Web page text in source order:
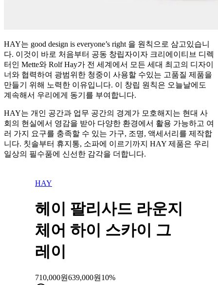
HAY는 good design is everyone’s right 을 원칙으로 삼고있습니
다. 이것이 바로 처음부터 공동 창립자이자 크리에이티브 디렉
터인 Mette와 Rolf Hay가 전 세계에서 모든 세대 최고의 디자이
너와 협력하여 광범위한 청중이 사용할 수있는 고품질 제품을
만들기 위해 노력한 이유입니다. 이 창립 원칙은 오늘날에도
계속해서 우리에게 동기를 부여합니다.
HAY는 개인 공간과 업무 공간의 경계가 모호해지는 현대 사
회의 현실에서 영감을 받아 다양한 환경에서 활용 가능하고 여
러 가지 요구를 충족할 수 있는 가구, 조명, 액세서리를 제작합
니다. 칫솔부터 휴지통, 소파에 이르기까지 HAY 제품은 우리
일상의 필수품에 신선한 감각을 더합니다.
HAY
헤이 팔리사드 라운지
체어 하이 스카이 그
레이
710,000원639,000원 10%